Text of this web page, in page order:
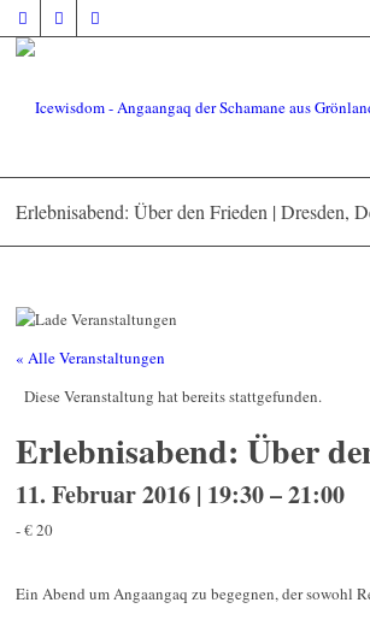
Erlebnisabend: Über den Frieden | Dresden,
« Alle Veranstaltungen
Diese Veranstaltung hat bereits stattgefunden.
Erlebnisabend: Über
11. Februar 2016 | 19:30–21:00
-€ 20
Ein Abend um Angaangaq zu begegnen, der sowohl